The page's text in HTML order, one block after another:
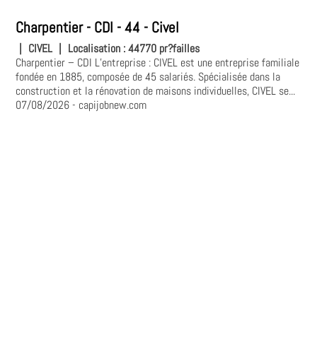
Charpentier - CDI - 44 - Civel
CIVEL Localisation :44770 pr?failles
Charpentier – CDI L’entreprise : CIVEL est une entreprise familiale
fondée en 1885, composée de 45 salariés. Spécialisée dans la
construction et la rénovation de maisons individuelles, CIVEL se...
07/08/2026- capijobnew.com